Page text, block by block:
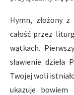
Hymn, złożony
całość przez
wątkach.
sławienie dzieła
Twojej woli
ukazuje